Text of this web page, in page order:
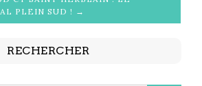
PLEIN SUD ! →
RECHERCHER